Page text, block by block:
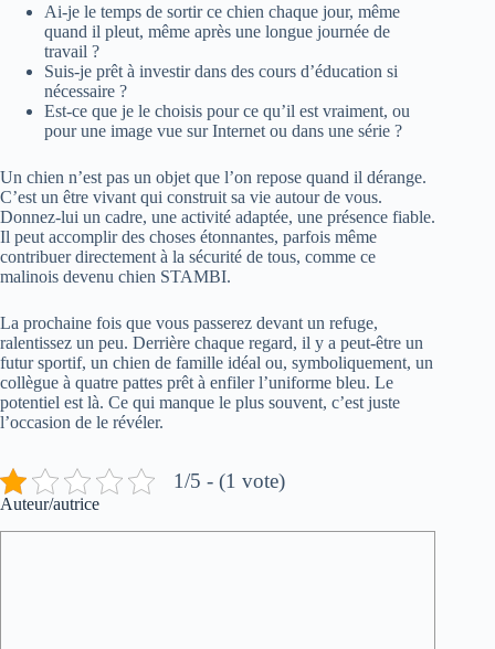
Ai-je le temps de sortir ce chien chaque jour, même
quand il pleut, même après une longue journée de
travail ?
Suis-je prêt à investir dans des cours d’éducation si
nécessaire ?
Est-ce que je le choisis pour ce qu’il est vraiment, ou
pour une image vue sur Internet ou dans une série ?
Un chien n’est pas un objet que l’on repose quand il dérange.
C’est un être vivant qui construit sa vie autour de vous.
Donnez-lui un cadre, une activité adaptée, une présence fiable.
Il peut accomplir des choses étonnantes, parfois même
contribuer directement à la sécurité de tous, comme ce
malinois devenu chien STAMBI.
La prochaine fois que vous passerez devant un refuge,
ralentissez un peu. Derrière chaque regard, il y a peut-être un
futur sportif, un chien de famille idéal ou, symboliquement, un
collègue à quatre pattes prêt à enfiler l’uniforme bleu. Le
potentiel est là. Ce qui manque le plus souvent, c’est juste
l’occasion de le révéler.
1/5 - (1 vote)
Auteur/autrice